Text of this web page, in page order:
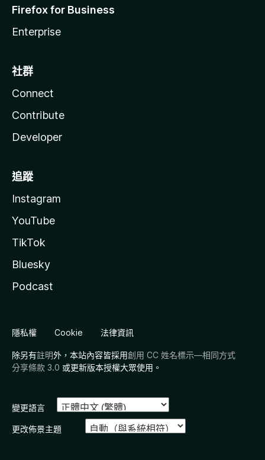
Firefox for Business
Enterprise
社群
Connect
Contribute
Developer
追蹤
Instagram
YouTube
TikTok
Bluesky
Podcast
隱私權 Cookie 法律資訊
除另有註明外，本站內容皆採用創用 CC 姓名標示—相同方式
分享條款 3.0 或更新版本授權大眾使用。
變更語言
更改佈景主題